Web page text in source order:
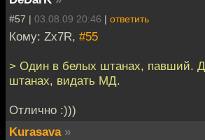
#57 | 03.08.09 20:46 | ответить
Кому: Zx7R, #55
> Один в белых штанах, павший.
штанах, видать МД.
Отлично :)))
Kurasava »